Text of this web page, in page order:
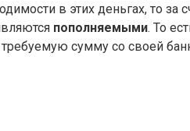
в этих деньгах, то
пополняемыми. То
сумму со своей